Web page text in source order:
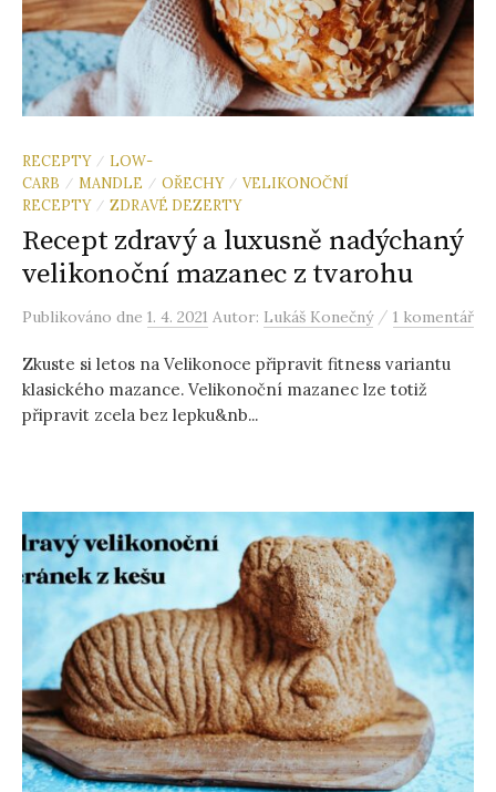
RECEPTY / LOW-
CARB
/ MANDLE / OŘECHY / VELIKONOČNÍ
RECEPTY / ZDRAVÉ DEZERTY
Recept zdravý a luxusně nadýchaný
velikonoční mazanec z tvarohu
Publikováno dne 1. 4. 2021 Autor: Lukáš Konečný / 1 komentář
Zkuste si letos na Velikonoce připravit fitness variantu
klasického mazance. Velikonoční mazanec lze totiž
připravit zcela bez lepku&nb...